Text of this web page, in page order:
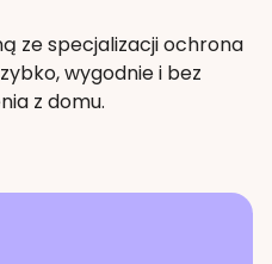
ze specjalizacjiochrona
wygodnie i bez
z domu.